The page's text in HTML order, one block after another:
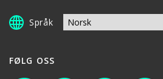
Språk
FØLG OSS